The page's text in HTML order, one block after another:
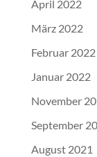
April 2022
März 2022
Februar 2022
Januar 2022
November
September
August 2021